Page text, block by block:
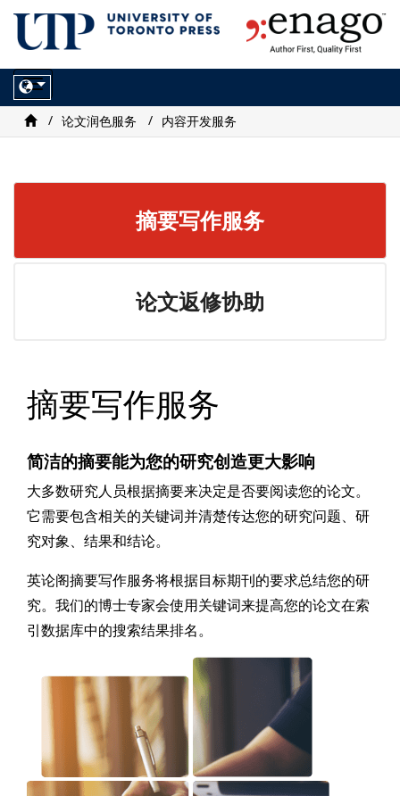
Toggle
navigation
论文润色服务 内容开发服务
摘要写作服务
论文返修协助
摘要写作服务
简洁的摘要能为您的研究创造更大影响
大多数研究人员根据摘要来决定是否要阅读您的论文。
它需要包含相关的关键词并清楚传达您的研究问题、研
究对象、结果和结论。
英论阁摘要写作服务将根据目标期刊的要求总结您的研
究。我们的博士专家会使用关键词来提高您的论文在索
引数据库中的搜索结果排名。